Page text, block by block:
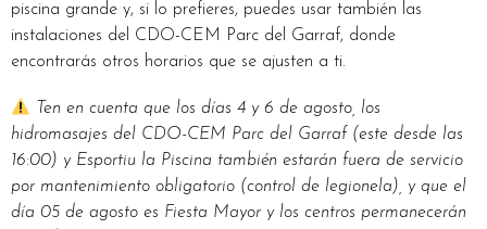
piscina grande y, si lo prefieres, puedes usar también las
instalaciones del CDO-CEM Parc del Garraf, donde
encontrarás otros horarios que se ajusten a ti.
Ten en cuenta que los días 4 y 6 de agosto, los
hidromasajes del CDO-CEM Parc del Garraf (este desde las
16:00) y Esportiu la Piscina también estarán fuera de servicio
por mantenimiento obligatorio (control de legionela), y que el
día 05 de agosto es Fiesta Mayor y los centros permanecerán